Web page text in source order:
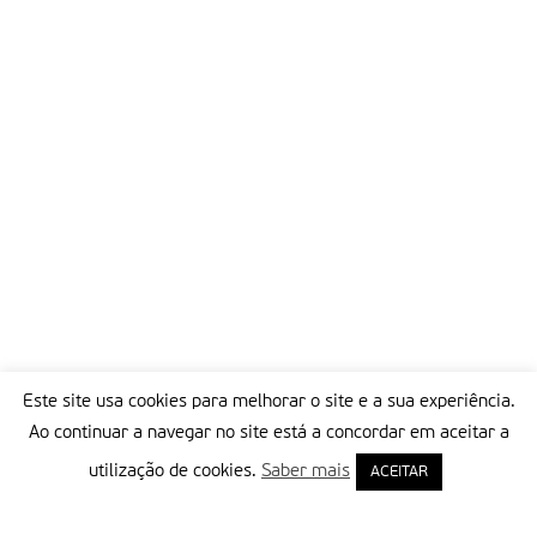
Este site usa cookies para melhorar o site e a sua experiência.
Ao continuar a navegar no site está a concordar em aceitar a
utilização de cookies. Saber mais ACEITAR